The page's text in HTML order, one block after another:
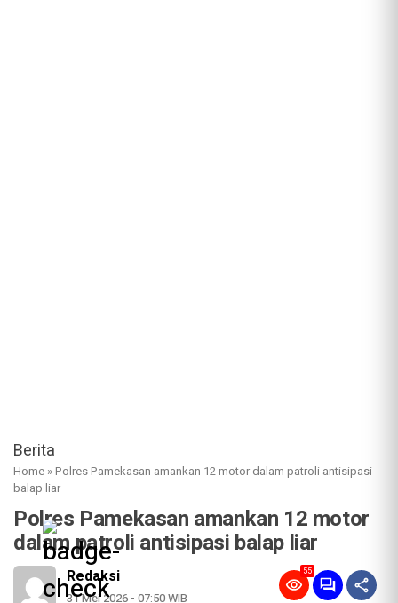
Berita
Home »Polres Pamekasan amankan 12 motor dalam patroli antisipasi
balap liar
Polres Pamekasan amankan 12 motor
dalam patroli antisipasi balap liar
Redaksi
31 Mei 2026 - 07:50 WIB
55